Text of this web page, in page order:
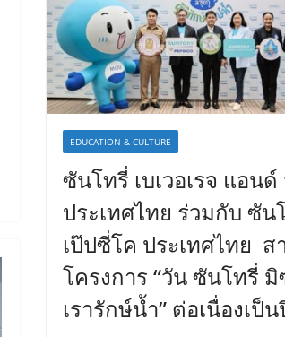
EDUCATION & CULTURE
ซันโทรี่ เบเวอเรจ แอน
ประเทศไทย ร่วมกับ ซัน
เป๊ปซี่โค ประเทศไทย ส
โครงการ “วัน ซันโทรี่
เรารักษ์น้ำ” ต่อเนื่องเป็